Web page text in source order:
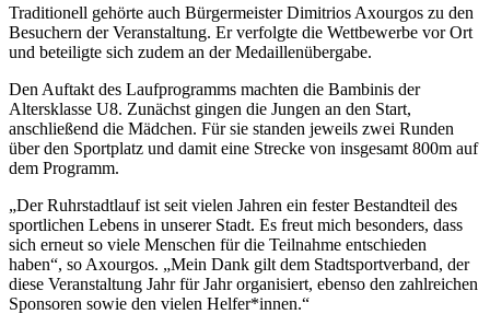
Traditionell gehörte auch Bürgermeister Dimitrios Axourgos zu den
Besuchern der Veranstaltung. Er verfolgte die Wettbewerbe vor Ort
und beteiligte sich zudem an der Medaillenübergabe.
Den Auftakt des Laufprogramms machten die Bambinis der
Altersklasse U8. Zunächst gingen die Jungen an den Start,
anschließend die Mädchen. Für sie standen jeweils zwei Runden
über den Sportplatz und damit eine Strecke von insgesamt 800m auf
dem Programm.
„Der Ruhrstadtlauf ist seit vielen Jahren ein fester Bestandteil des
sportlichen Lebens in unserer Stadt. Es freut mich besonders, dass
sich erneut so viele Menschen für die Teilnahme entschieden
haben“, so Axourgos. „Mein Dank gilt dem Stadtsportverband, der
diese Veranstaltung Jahr für Jahr organisiert, ebenso den zahlreichen
Sponsoren sowie den vielen Helfer*innen.“